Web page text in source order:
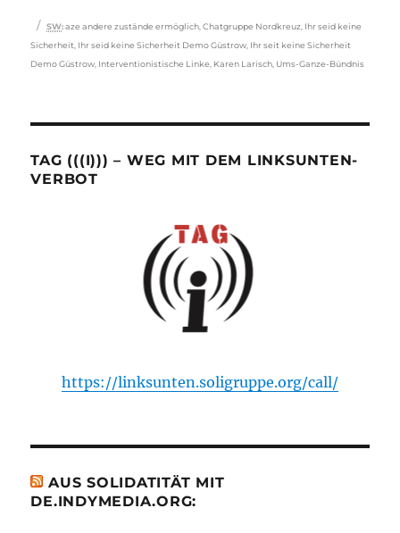
Schlagwörter
SW: aze andere zustände ermöglich ,Chatgruppe Nordkreuz Ihr seid keine
Sicherheit Ihr seid keine Sicherheit Demo Güstrow Ihr seit keine Sicherheit
Demo Güstrow Interventionistische Linke Karen Larisch Ums-Ganze-Bündnis
TAG (((I))) – WEG MIT DEM LINKSUNTEN-
VERBOT
https://linksunten.soligruppe.org/call/
AUS SOLIDATITÄT MIT
DE.INDYMEDIA.ORG: